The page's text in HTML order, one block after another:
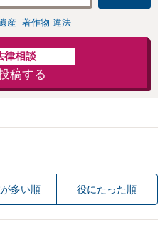
産 著作物 違法
律相談
稿する
多い順 役にたった順